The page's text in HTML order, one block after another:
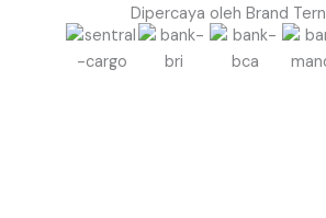
Dipercaya oleh Brand